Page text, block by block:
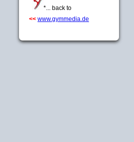
*... back to
<< www.gymmedia.de